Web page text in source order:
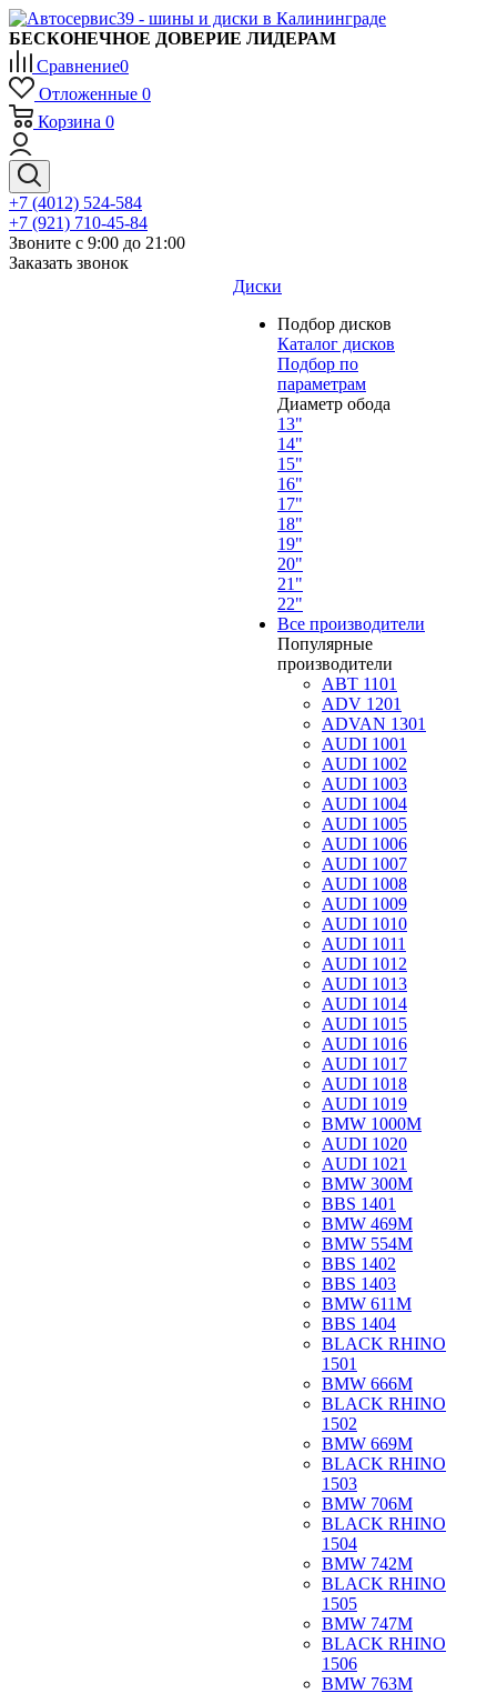
БЕСКОНЕЧНОЕ ДОВЕРИЕ ЛИДЕРАМ
Сравнение0
Отложенные 0
Корзина 0
+7 (4012) 524-584
+7 (921) 710-45-84
Звоните с 9:00 до 21:00
Заказать звонок
Диски
Подбор дисков
Каталог дисков
Подбор по
параметрам
Диаметр обода
13"
14"
15"
16"
17"
18"
19"
20"
21"
22"
Все производители
Популярные
производители
ABT 1101
ADV 1201
ADVAN 1301
AUDI 1001
AUDI 1002
AUDI 1003
AUDI 1004
AUDI 1005
AUDI 1006
AUDI 1007
AUDI 1008
AUDI 1009
AUDI 1010
AUDI 1011
AUDI 1012
AUDI 1013
AUDI 1014
AUDI 1015
AUDI 1016
AUDI 1017
AUDI 1018
AUDI 1019
BMW 1000M
AUDI 1020
AUDI 1021
BMW 300M
BBS 1401
BMW 469M
BMW 554M
BBS 1402
BBS 1403
BMW 611M
BBS 1404
BLACK RHINO
1501
BMW 666M
BLACK RHINO
1502
BMW 669M
BLACK RHINO
1503
BMW 706M
BLACK RHINO
1504
BMW 742M
BLACK RHINO
1505
BMW 747M
BLACK RHINO
1506
BMW 763M